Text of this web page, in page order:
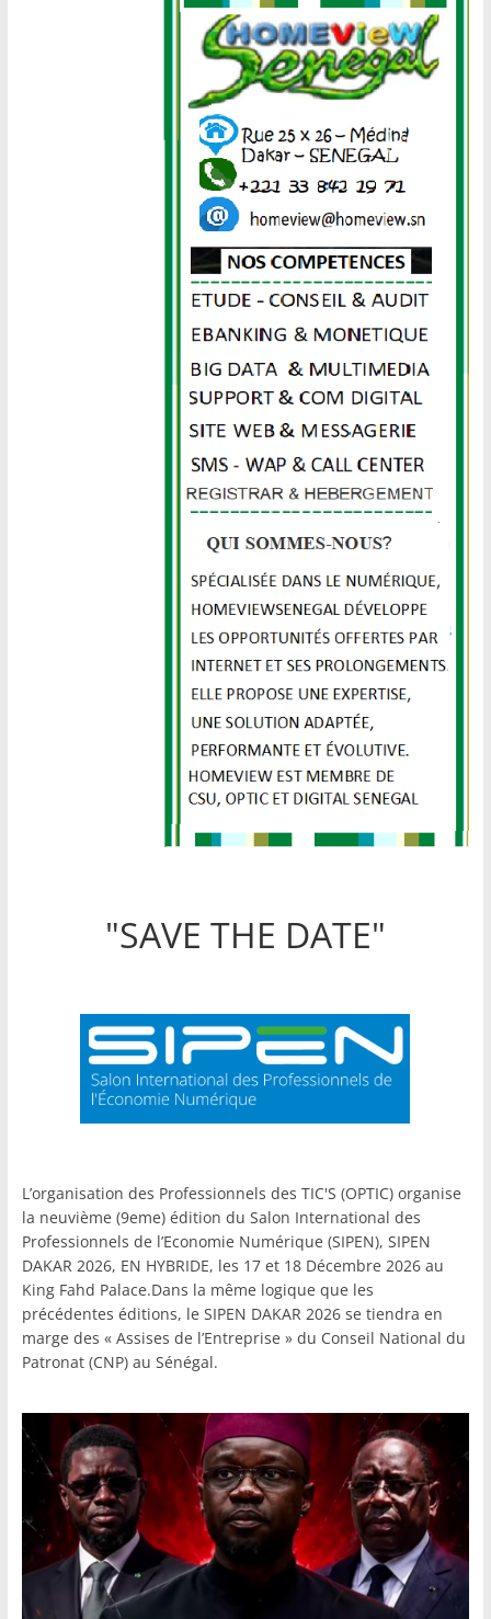
"SAVE THE DATE"
L’organisation des Professionnels des TIC'S (OPTIC) organise
la neuvième (9eme) édition du Salon International des
Professionnels de l’Economie Numérique (SIPEN), SIPEN
DAKAR 2026, EN HYBRIDE, les 17 et 18 Décembre 2026 au
King Fahd Palace.Dans la même logique que les
précédentes éditions, le SIPEN DAKAR 2026 se tiendra en
marge des « Assises de l’Entreprise » du Conseil National du
Patronat (CNP) au Sénégal.